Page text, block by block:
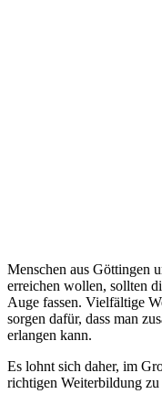
Menschen aus Göttingen
erreichen wollen, sollten
Auge fassen. Vielfältige
sorgen dafür, dass man
erlangen kann.
Es lohnt sich daher, im
richtigen Weiterbildung zu